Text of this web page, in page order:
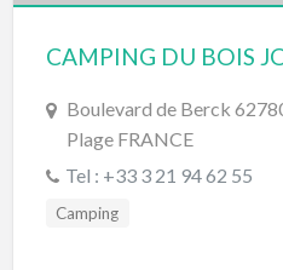
CAMPING DU BOIS
Boulevard de Berck
Plage FRANCE
Tel : +33 3 21 94 62 55
Camping